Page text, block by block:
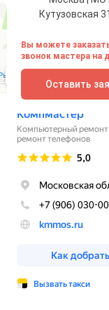
Кутузовская
Вы можете
звонок мастера на
Оставить